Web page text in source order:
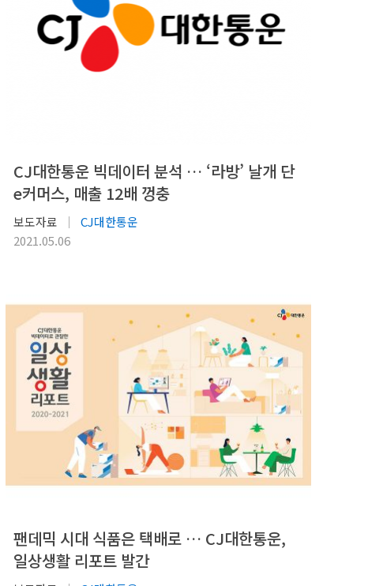
CJ대한통운 빅데이터 분석 … ‘라방’ 날개 단
e커머스, 매출 12배 껑충
보도자료
CJ대한통운
2021.05.06
팬데믹 시대 식품은 택배로 … CJ대한통운,
일상생활 리포트 발간